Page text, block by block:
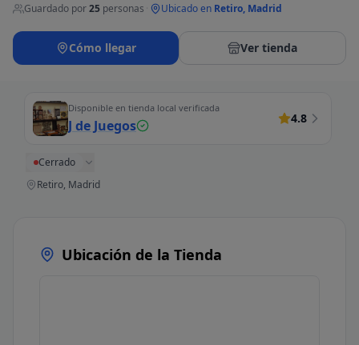
Guardado por25 personas Ubicado en Retiro, Madrid
Cómo llegar Ver tienda
Disponible en tienda local verificada
J de Juegos 4.8
Cerrado
Retiro, Madrid
Ubicación de la Tienda